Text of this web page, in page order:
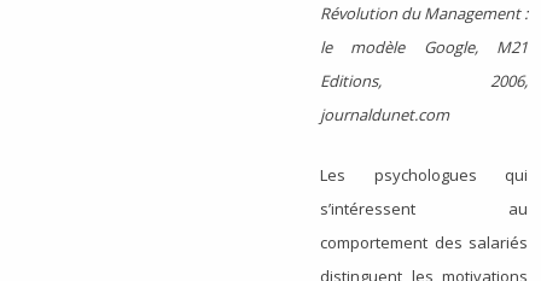
Révolution du Management :
le modèle Google, M21
Editions, 2006,
journaldunet.com
Les psychologues qui
s’intéressent au
comportement des salariés
distinguent les motivations